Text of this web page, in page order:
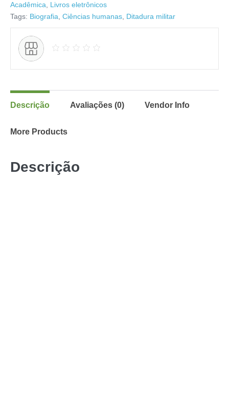
Acadêmica, Livros eletrônicos
Tags: Biografia, Ciências humanas, Ditadura militar
Descrição Avaliações (0) Vendor Info
More Products
Descrição